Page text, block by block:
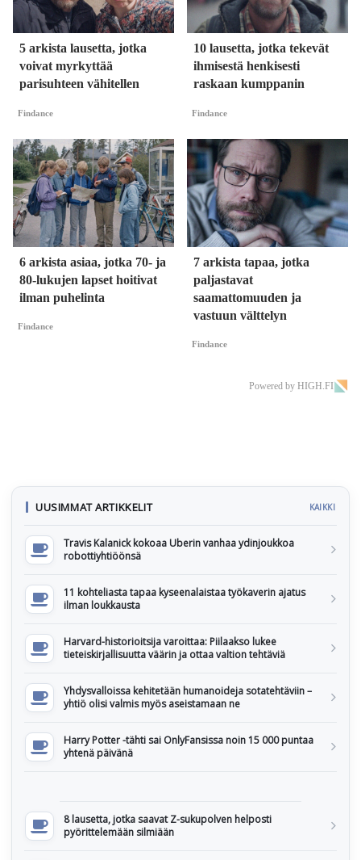
5 arkista lausetta, jotka
voivat myrkyttää
parisuhteen vähitellen
Findance
10 lausetta, jotka tekevät
ihmisestä henkisesti
raskaan kumppanin
Findance
6 arkista asiaa, jotka 70- ja
80-lukujen lapset hoitivat
ilman puhelinta
Findance
7 arkista tapaa, jotka
paljastavat
saamattomuuden ja
vastuun välttelyn
Findance
Powered by HIGH.FI
UUSIMMAT ARTIKKELIT KAIKKI
Travis Kalanick kokoaa Uberin vanhaa ydinjoukkoa
robottiyhtiöönsä
11 kohteliasta tapaa kyseenalaistaa työkaverin ajatus
ilman loukkausta
Harvard-historioitsija varoittaa: Piilaakso lukee
tieteiskirjallisuutta väärin ja ottaa valtion tehtäviä
Yhdysvalloissa kehitetään humanoideja sotatehtäviin –
yhtiö olisi valmis myös aseistamaan ne
Harry Potter -tähti sai OnlyFansissa noin 15 000 puntaa
yhtenä päivänä
8 lausetta, jotka saavat Z-sukupolven helposti
pyörittelemään silmiään